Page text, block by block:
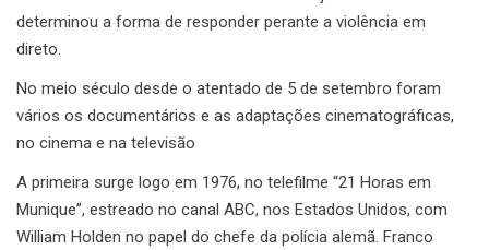
determinou a forma de responder perante a violência em
direto.
No meio século desde o atentado de 5 de setembro foram
vários os documentários e as adaptações cinematográficas,
no cinema e na televisão
A primeira surge logo em 1976, no telefilme “21 Horas em
Munique”, estreado no canal ABC, nos Estados Unidos, com
William Holden no papel do chefe da polícia alemã. Franco